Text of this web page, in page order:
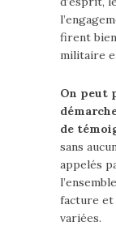
firent
militaire
On peut
de
sans
appelés
facture et
variées.